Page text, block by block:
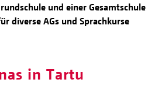
und einer Gesamtschule
diverse AGs und Sprachkurse
in Tartu